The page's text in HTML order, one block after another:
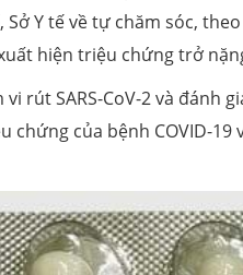
Y tế về tự chăm sóc,
hiện triệu chứng trở
rút SARS-CoV-2 và đánh
của bệnh COVID-19